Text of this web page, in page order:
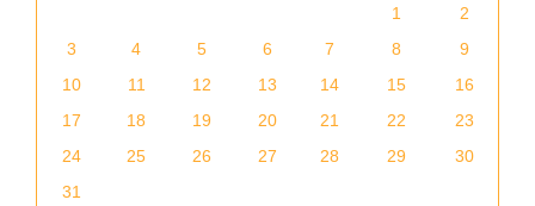
1
2
3
4 5 6 7 8
9
10
11 12 13 14 15
16
17
18 19 20 21 22
23
24
25 26 27 28 29
30
31